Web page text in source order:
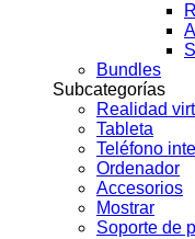
Bundles
Subcategorías
Realidad
Tableta
Teléfono
Ordenador
Accesorios
Mostrar
Soporte de